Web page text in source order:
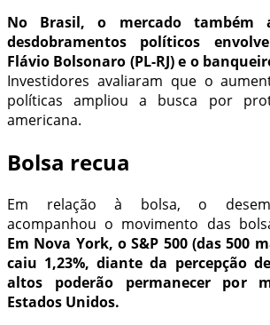
No Brasil, o mercado também
desdobramentos políticos
Flávio Bolsonaro (PL-RJ) e o
Investidores avaliaram que o
políticas ampliou a busca por
americana.
Bolsa recua
Em relação à bolsa, o
acompanhou o movimento das
Em Nova York, o S&P 500 (das 500
caiu 1,23%, diante da percepção
altos poderão permanecer por
Estados Unidos.